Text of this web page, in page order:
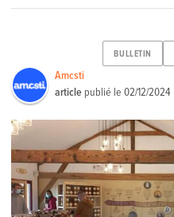
BULLETIN
Amcsti
article publié le02/12/2024